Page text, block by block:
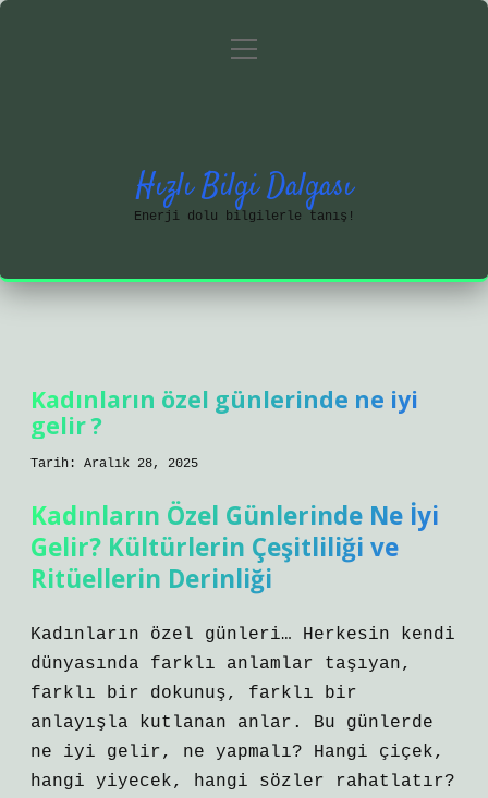
Gizlilik Politikası
menüyü
Hızlı Bilgi Dalgası
Enerji dolu bilgilerle tanış!
Kadınların özel günlerinde ne iyi
gelir ?
Tarih: Aralık 28, 2025
Kadınların Özel Günlerinde Ne İyi
Gelir? Kültürlerin Çeşitliliği ve
Ritüellerin Derinliği
Kadınların özel günleri… Herkesin kendi
dünyasında farklı anlamlar taşıyan,
farklı bir dokunuş, farklı bir
anlayışla kutlanan anlar. Bu günlerde
ne iyi gelir, ne yapmalı? Hangi çiçek,
hangi yiyecek, hangi sözler rahatlatır?